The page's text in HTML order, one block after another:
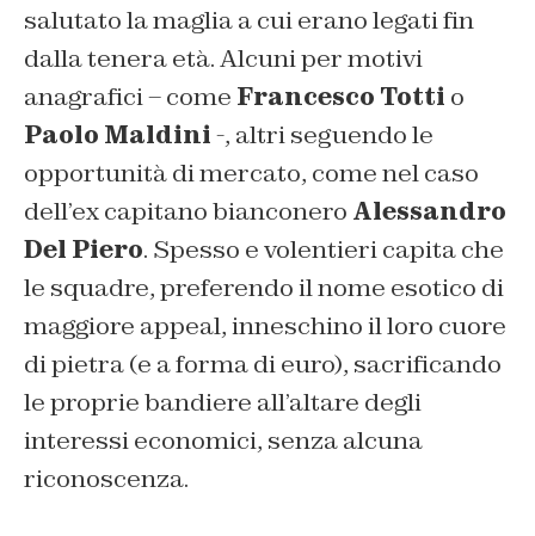
salutato la maglia a cui erano legati fin
dalla tenera età. Alcuni per motivi
anagrafici – come Francesco Totti o
Paolo Maldini-, altri seguendo le
opportunità di mercato, come nel caso
dell’ex capitano bianconero Alessandro
Del Piero. Spesso e volentieri capita che
le squadre, preferendo il nome esotico di
maggiore appeal, inneschino il loro cuore
di pietra (e a forma di euro), sacrificando
le proprie bandiere all’altare degli
interessi economici, senza alcuna
riconoscenza.